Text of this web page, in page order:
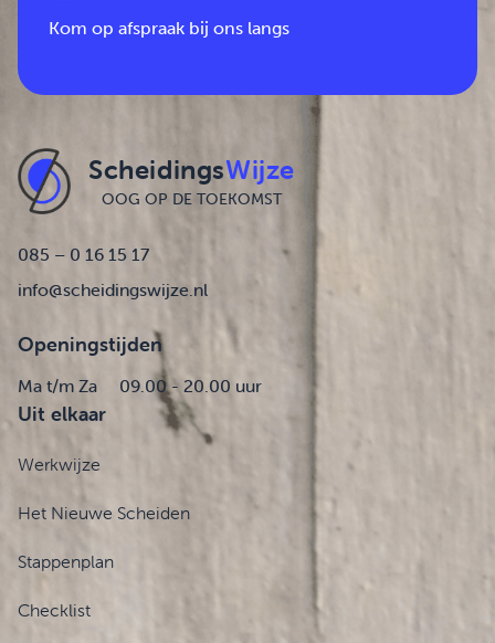
Kom op afspraak bij ons langs
ScheidingsWijze
OOG OP DE TOEKOMST
085 – 0 16 15 17
info@scheidingswijze.nl
Openingstijden
Ma t/m Za 09.00 - 20.00 uur
Uit elkaar
Werkwijze
Het Nieuwe Scheiden
Stappenplan
Checklist